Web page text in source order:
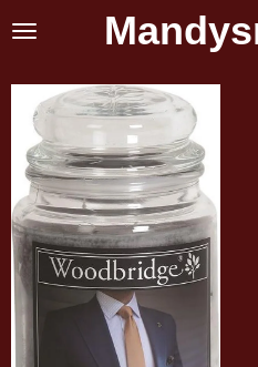
Ga
direct
hoofdinhoud